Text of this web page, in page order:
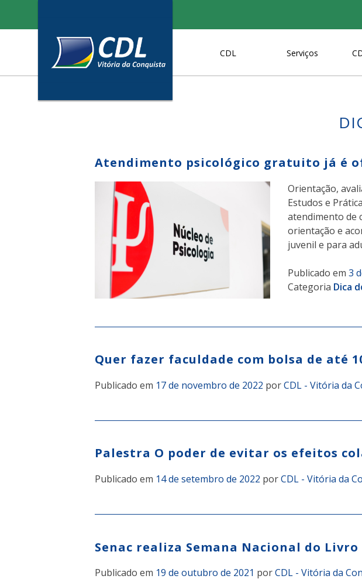
CDL Serviços
Atendimento psicológico gratuito já é
Orientação,
Estudos e
atendimento de
orientação e
juvenil e para
Publicado em 3
Categoria Dica
Quer fazer faculdade com bolsa de até
Publicado em 17 de novembro de 2022 porCDL - Vitória da
Palestra O poder de evitar os efeitos
Publicado em 14 de setembro de 2022 porCDL - Vitória da
Senac realiza Semana Nacional do
Publicado em 19 de outubro de 2021 porCDL - Vitória da